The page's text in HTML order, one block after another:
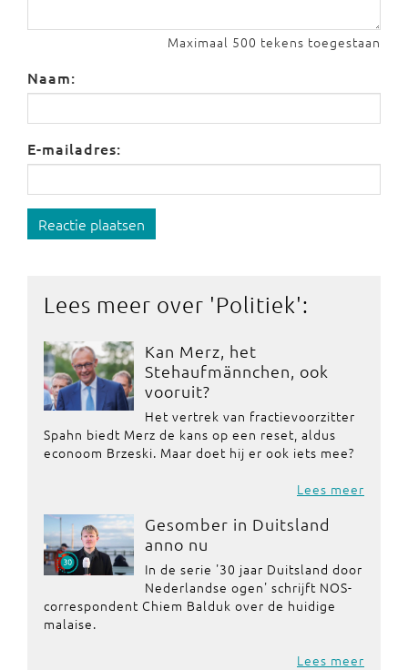
Maximaal 500 tekens toegestaan
Naam:
E-mailadres:
Reactie plaatsen
Lees meer over 'Politiek':
Kan Merz, het
Stehaufmännchen, ook
vooruit?
Het vertrek van fractievoorzitter
Spahn biedt Merz de kans op een reset, aldus
econoom Brzeski. Maar doet hij er ook iets mee?
Lees meer
Gesomber in Duitsland
anno nu
In de serie '30 jaar Duitsland door
Nederlandse ogen' schrijft NOS-
correspondent Chiem Balduk over de huidige
malaise.
Lees meer